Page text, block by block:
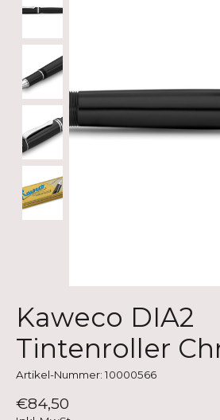
Kaweco DIA2
Tintenroller
Artikel-Nummer: 10000566
€84,50